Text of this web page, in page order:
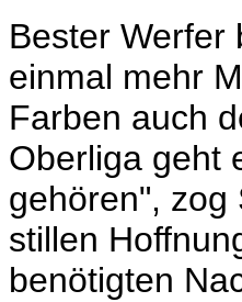
Bester Werfer
einmal mehr
Farben auch
Oberliga geht
gehören",
stillen
benötigten